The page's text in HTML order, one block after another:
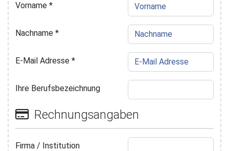
Vorname*
Nachname*
E-Mail Adresse*
Ihre Berufsbezeichnung
Rechnungsangaben
Firma / Institution